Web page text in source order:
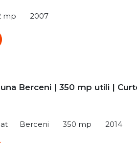
mp 2007
Berceni | 350 mp utili |
Berceni 350 mp 2014